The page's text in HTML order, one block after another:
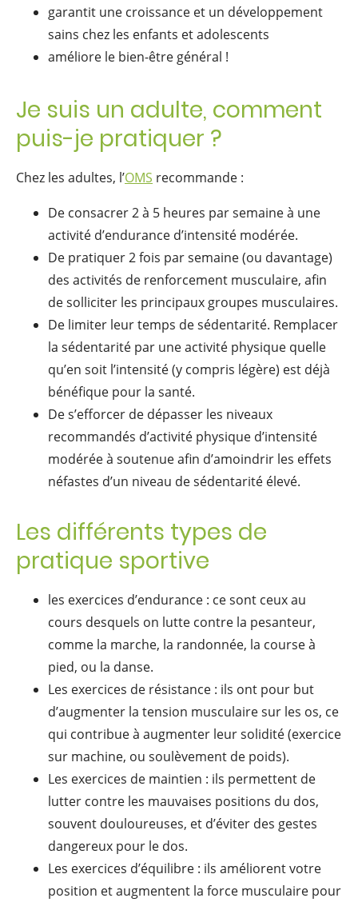
garantit une croissance et un développement
sains chez les enfants et adolescents
améliore le bien-être général !
Je suis un adulte, comment
puis-je pratiquer ?
Chez les adultes, l’OMS recommande :
De consacrer 2 à 5 heures par semaine à une
activité d’endurance d’intensité modérée.
De pratiquer 2 fois par semaine (ou davantage)
des activités de renforcement musculaire, afin
de solliciter les principaux groupes musculaires.
De limiter leur temps de sédentarité. Remplacer
la sédentarité par une activité physique quelle
qu’en soit l’intensité (y compris légère) est déjà
bénéfique pour la santé.
De s’efforcer de dépasser les niveaux
recommandés d’activité physique d’intensité
modérée à soutenue afin d’amoindrir les effets
néfastes d’un niveau de sédentarité élevé.
Les différents types de
pratique sportive
les exercices d’endurance : ce sont ceux au
cours desquels on lutte contre la pesanteur,
comme la marche, la randonnée, la course à
pied, ou la danse.
Les exercices de résistance : ils ont pour but
d’augmenter la tension musculaire sur les os, ce
qui contribue à augmenter leur solidité (exercice
sur machine, ou soulèvement de poids).
Les exercices de maintien : ils permettent de
lutter contre les mauvaises positions du dos,
souvent douloureuses, et d’éviter des gestes
dangereux pour le dos.
Les exercices d’équilibre : ils améliorent votre
position et augmentent la force musculaire pour